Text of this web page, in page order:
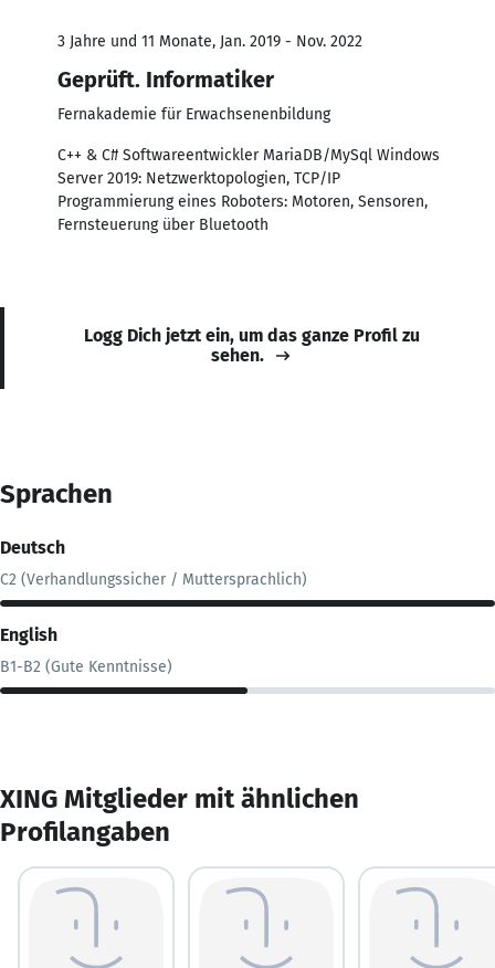
3 Jahre und 11 Monate, Jan. 2019 - Nov. 2022
Geprüft. Informatiker
Fernakademie für Erwachsenenbildung
C++ & C# Softwareentwickler MariaDB/MySql Windows
Server 2019: Netzwerktopologien, TCP/IP
Programmierung eines Roboters: Motoren, Sensoren,
Fernsteuerung über Bluetooth
Logg Dich jetzt ein, um das ganze Profil zu
sehen.
Sprachen
Deutsch
C2 (Verhandlungssicher / Muttersprachlich)
English
B1-B2 (Gute Kenntnisse)
XING Mitglieder mit ähnlichen
Profilangaben